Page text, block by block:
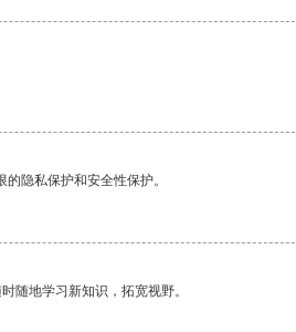
隐私保护和安全性保护。
随地学习新知识，拓宽视野。